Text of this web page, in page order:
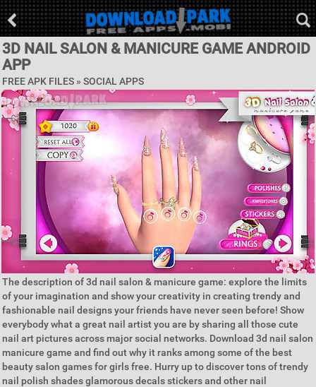
3D NAIL SALON & MANICURE GAME ANDROID
APP
FREE APK FILES » SOCIAL APPS
The description of 3d nail salon & manicure game: explore the limits
of your imagination and show your creativity in creating trendy and
fashionable nail designs your friends have never seen before! Show
everybody what a great nail artist you are by sharing all those cute
nail art pictures across major social networks. Download 3d nail salon
manicure game and find out why it ranks among some of the best
beauty salon games for girls free. Hurry up to discover tons of trendy
nail polish shades glamorous decals stickers and other nail